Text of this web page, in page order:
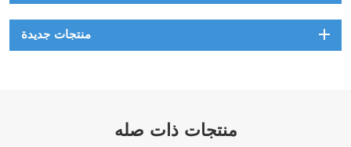
منتجات جديدة
منتجات ذات صله